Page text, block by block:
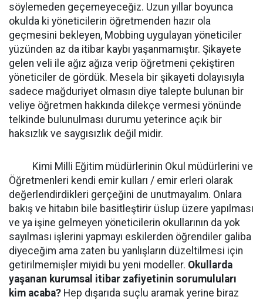
söylemeden geçemeyeceğiz. Uzun yıllar boyunca
okulda ki yöneticilerin öğretmenden hazır ola
geçmesini bekleyen, Mobbing uygulayan yöneticiler
yüzünden az da itibar kaybı yaşanmamıştır. Şikayete
gelen veli ile ağız ağıza verip öğretmeni çekiştiren
yöneticiler de gördük. Mesela bir şikayeti dolayısıyla
sadece mağduriyet olmasın diye talepte bulunan bir
veliye öğretmen hakkında dilekçe vermesi yönünde
telkinde bulunulması durumu yeterince açık bir
haksızlık ve saygısızlık değil midir.
Kimi Milli Eğitim müdürlerinin Okul müdürlerini ve
Öğretmenleri kendi emir kulları / emir erleri olarak
değerlendirdikleri gerçeğini de unutmayalım. Onlara
bakış ve hitabın bile basitleştirir üslup üzere yapılması
ve ya işine gelmeyen yöneticilerin okullarının da yok
sayılması işlerini yapmayı eskilerden öğrendiler galiba
diyeceğim ama zaten bu yanlışların düzeltilmesi için
getirilmemişler miyidi bu yeni modeller. Okullarda
yaşanan kurumsal itibar zafiyetinin sorumuluları
kim acaba? Hep dışarıda suçlu aramak yerine biraz